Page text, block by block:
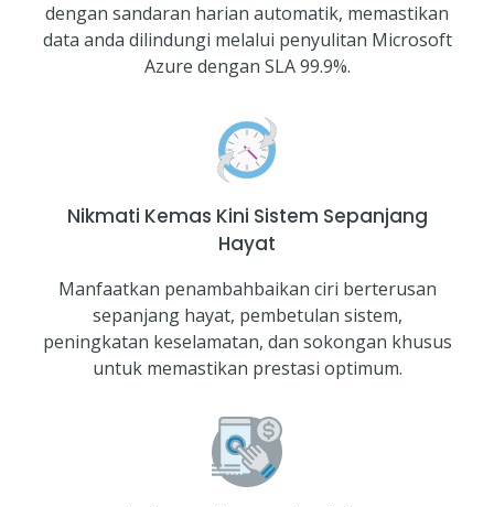
dengan sandaran harian automatik, memastikan
data anda dilindungi melalui penyulitan Microsoft
Azure dengan SLA 99.9%.
Nikmati Kemas Kini Sistem Sepanjang
Hayat
Manfaatkan penambahbaikan ciri berterusan
sepanjang hayat, pembetulan sistem,
peningkatan keselamatan, dan sokongan khusus
untuk memastikan prestasi optimum.